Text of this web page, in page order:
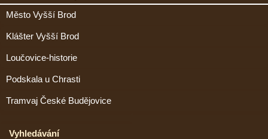
Město Vyšší Brod
Klášter Vyšší Brod
Loučovice-historie
Podskala u Chrasti
Tramvaj České Budějovice
Vyhledávání